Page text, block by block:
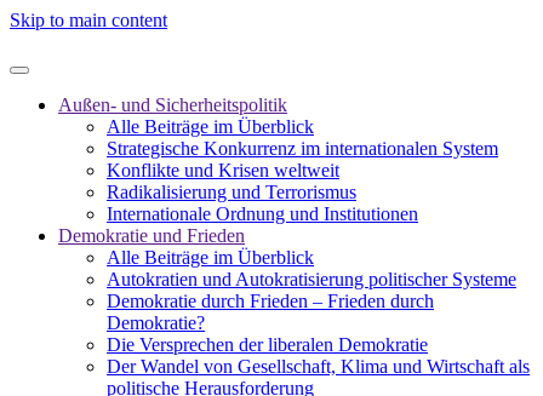
Skip to main content
Außen- und Sicherheitspolitik
Alle Beiträge im Überblick
Strategische Konkurrenz im internationalen System
Konflikte und Krisen weltweit
Radikalisierung und Terrorismus
Internationale Ordnung und Institutionen
Demokratie und Frieden
Alle Beiträge im Überblick
Autokratien und Autokratisierung politischer Systeme
Demokratie durch Frieden – Frieden durch
Demokratie?
Die Versprechen der liberalen Demokratie
Der Wandel von Gesellschaft, Klima und Wirtschaft als
politische Herausforderung